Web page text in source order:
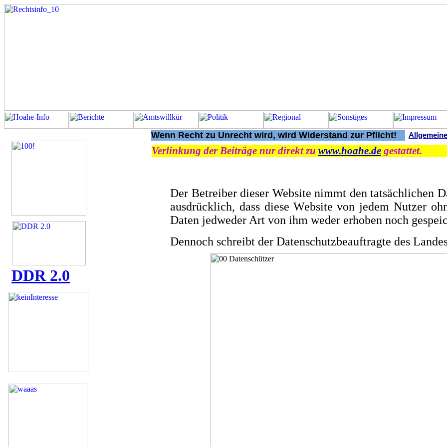
DDR 2.0
Wenn Recht zu Unrecht wird, wird Widerstand zur Pflicht!
Verlinkung der Beiträge nur direkt zu www.hoahe.de gestattet.
Der Betreiber dieser Website nimmt den tatsächlichen
ausdrücklich, dass diese Website von jedem Nutzer
Daten jedweder Art von ihm weder erhoben noch
Dennoch schreibt der Datenschutzbeauftragte des